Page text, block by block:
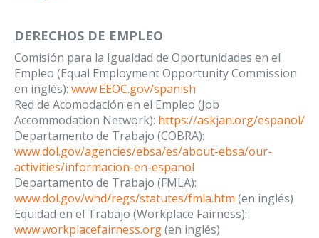
DERECHOS DE EMPLEO
Comisión para la Igualdad de Oportunidades en el
Empleo (Equal Employment Opportunity Commission
en inglés): www.EEOC.gov/spanish
Red de Acomodación en el Empleo (Job
Accommodation Network): https://askjan.org/espanol/
Departamento de Trabajo (COBRA):
www.dol.gov/agencies/ebsa/es/about-ebsa/our-
activities/informacion-en-espanol
Departamento de Trabajo (FMLA):
www.dol.gov/whd/regs/statutes/fmla.htm (en inglés)
Equidad en el Trabajo (Workplace Fairness):
www.workplacefairness.org(en inglés)